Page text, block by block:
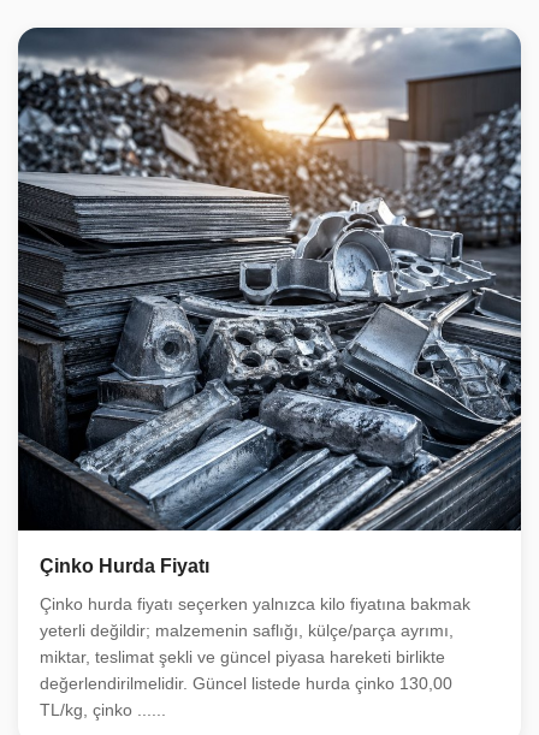
Çinko Hurda Fiyatı
Çinko hurda fiyatı seçerken yalnızca kilo fiyatına bakmak
yeterli değildir; malzemenin saflığı, külçe/parça ayrımı,
miktar, teslimat şekli ve güncel piyasa hareketi birlikte
değerlendirilmelidir. Güncel listede hurda çinko 130,00
TL/kg, çinko ......